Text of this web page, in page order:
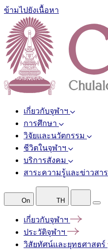
ข้ามไปยังเนื้อหา
เกี่ยวกับจุฬาฯ
การศึกษา
วิจัยและนวัตกรรม
ชีวิตในจุฬาฯ
บริการสังคม
สาระความรู้และข่าวสาร
On TH
เกี่ยวกับจุฬาฯ
ประวัติจุฬาฯ
วิสัยทัศน์และยุทธศาสตร์